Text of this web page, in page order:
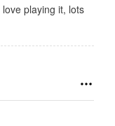
playing it, lots